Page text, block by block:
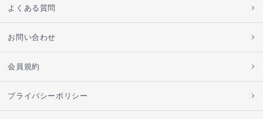
よくある質問
お問い合わせ
会員規約
プライバシーポリシー